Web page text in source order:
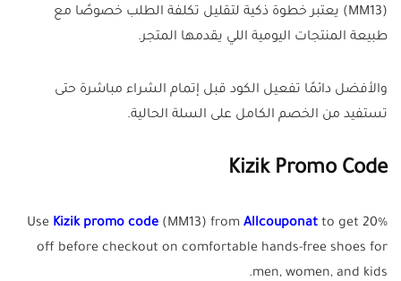
(MM13) يعتبر خطوة ذكية لتقليل تكلفة الطلب خصوصًا مع
طبيعة المنتجات اليومية اللي يقدمها المتجر.
والأفضل دائمًا تفعيل الكود قبل إتمام الشراء مباشرة حتى
تستفيد من الخصم الكامل على السلة الحالية.
Kizik Promo Code
Use Kizik promo code (MM13) from Allcouponat to get 20%
off before checkout on comfortable hands-free shoes for
men, women, and kids.